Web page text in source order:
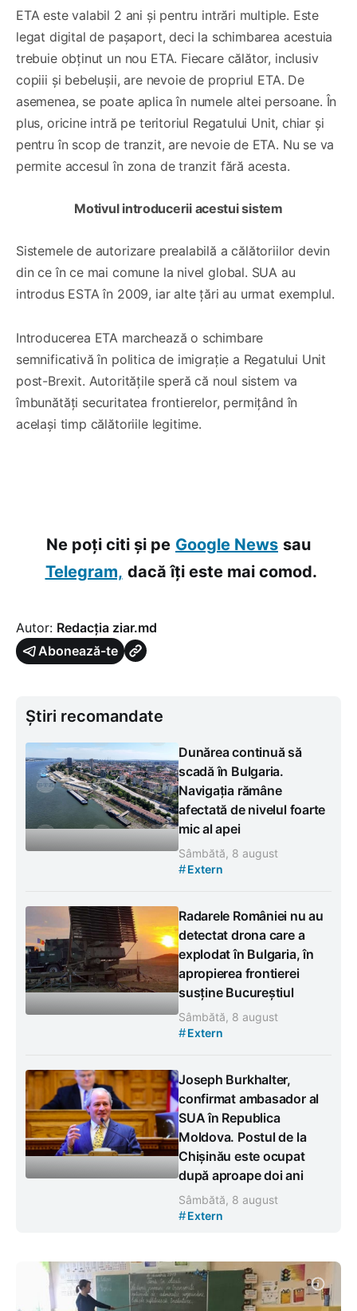
ETA este valabil 2 ani și pentru intrări multiple. Este
legat digital de pașaport, deci la schimbarea acestuia
trebuie obținut un nou ETA. Fiecare călător, inclusiv
copiii și bebelușii, are nevoie de propriul ETA. De
asemenea, se poate aplica în numele altei persoane. În
plus, oricine intră pe teritoriul Regatului Unit, chiar și
pentru în scop de tranzit, are nevoie de ETA. Nu se va
permite accesul în zona de tranzit fără acesta.
Motivul introducerii acestui sistem
Sistemele de autorizare prealabilă a călătoriilor devin
din ce în ce mai comune la nivel global. SUA au
introdus ESTA în 2009, iar alte țări au urmat exemplul.
Introducerea ETA marchează o schimbare
semnificativă în politica de imigrație a Regatului Unit
post-Brexit. Autoritățile speră că noul sistem va
îmbunătăți securitatea frontierelor, permițând în
același timp călătoriile legitime.
Ne poți citi și pe Google News sau
Telegram, dacă îți este mai comod.
Autor: Redacția ziar.md
Abonează-te
Știri recomandate
Dunărea continuă să
scadă în Bulgaria.
Navigația rămâne
afectată de nivelul foarte
mic al apei
Sâmbătă, 8 august
#Extern
Radarele României nu au
detectat drona care a
explodat în Bulgaria, în
apropierea frontierei
susține Bucureștiul
Sâmbătă, 8 august
#Extern
Joseph Burkhalter,
confirmat ambasador al
SUA în Republica
Moldova. Postul de la
Chișinău este ocupat
după aproape doi ani
Sâmbătă, 8 august
#Extern